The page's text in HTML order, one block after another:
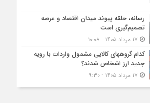
رسانه، حلقه پیوند میدان اقتصاد و عرصه
تصمیم‌گیری است
کدام گروههای کالایی مشمول واردات با رویه
جدید ارز اشخاص شدند؟